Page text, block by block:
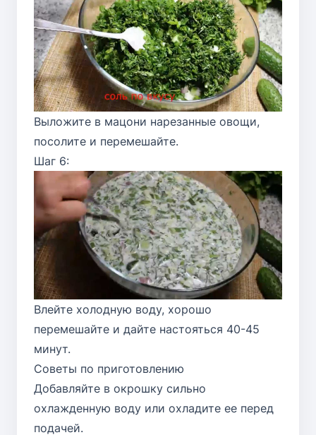
Выложите в мацони нарезанные овощи,
посолите и перемешайте.
Шаг 6:
Влейте холодную воду, хорошо
перемешайте и дайте настояться 40-45
минут.
Советы по приготовлению
Добавляйте в окрошку сильно
охлажденную воду или охладите ее перед
подачей.